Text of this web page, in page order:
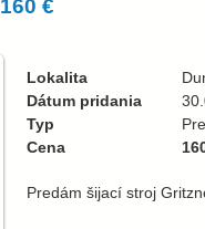
160 €
Lokalita
Dátum pridania
Typ
Cena
Predám šijací stroj